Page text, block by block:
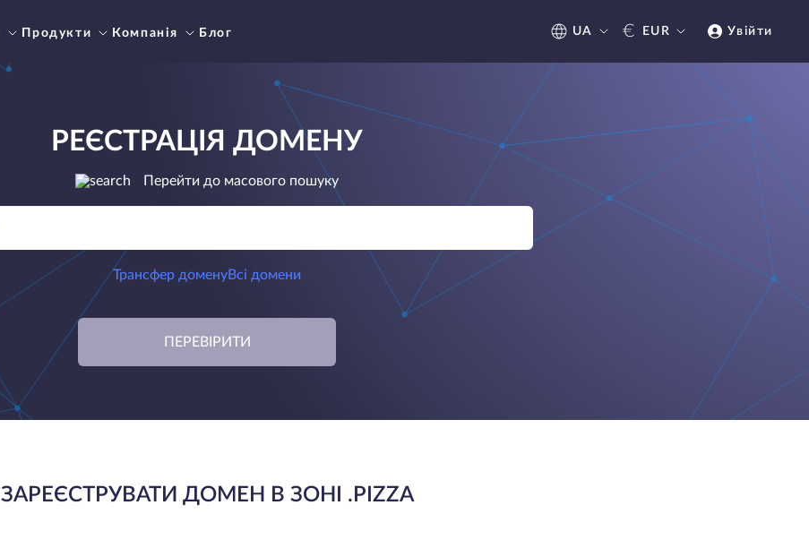
Продукти Компанія Блог UA € EUR Увійти
РЕЄСТРАЦІЯ ДОМЕНУ
Перейти до масового пошуку
Трансфер доменуВсі домени
ПЕРЕВІРИТИ
ЗАРЕЄСТРУВАТИ ДОМЕН В ЗОНІ .PIZZA